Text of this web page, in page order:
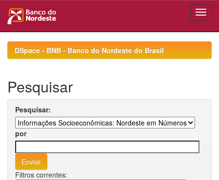
navigationDSpace - BNB - Banco do Nordeste do Brasil
Pesquisar
Pesquisar:
por
Filtros correntes: